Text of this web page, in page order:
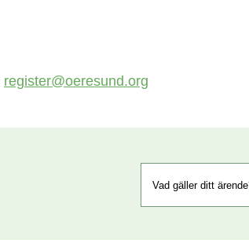
register@oeresund.org